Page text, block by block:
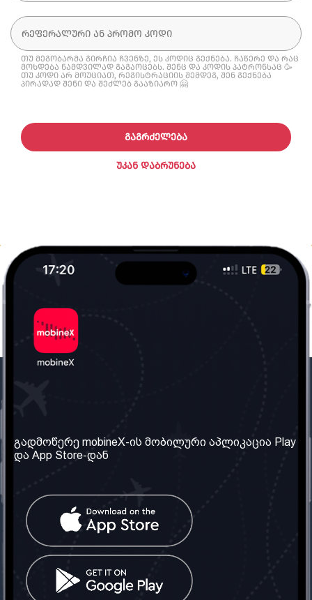
თუ მეგობარმა გირჩია ჩვენზე, ეს კოდიც გექნება. ჩაწერე და რაც
მოხდება ნამდვილად გაგაოცებს. შენც და კოდის პატრონსაც 🥳
თუ კოდი არ მოუციათ, რეგისტრაციის შემდეგ, შენ გექნება
პირადად შენი და შეძლებ გააზიარო 🤗
ᲣᲙᲐᲜ ᲓᲐᲑᲠᲣᲜᲔᲑᲐ
ᲒᲐᲒᲠᲫᲔᲚᲔᲑᲐ
ჩვენ შესახებ
ჩვენი სერვისები
წესები და პირობები
კითხვები
კონტაქტი
საქართველო: თბილისი
ტელ: 032 2 04 00 50
სოციალური ქსელი
გადმოწერე mobineX-ის მობილური აპლიკაცია Play
და App Store-დან